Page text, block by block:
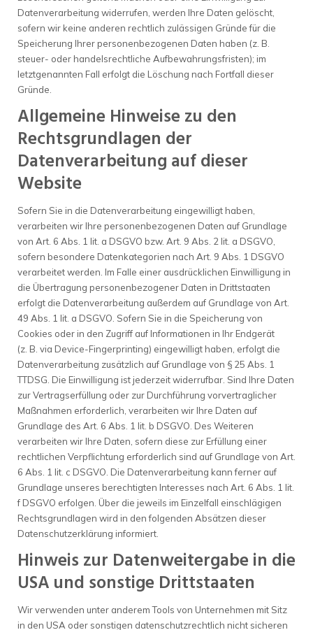
Datenverarbeitung widerrufen, werden Ihre Daten gelöscht,
sofern wir keine anderen rechtlich zulässigen Gründe für die
Speicherung Ihrer personenbezogenen Daten haben (z. B.
steuer- oder handelsrechtliche Aufbewahrungsfristen); im
letztgenannten Fall erfolgt die Löschung nach Fortfall dieser
Gründe.
Allgemeine Hinweise zu den
Rechtsgrundlagen der
Datenverarbeitung auf dieser
Website
Sofern Sie in die Datenverarbeitung eingewilligt haben,
verarbeiten wir Ihre personenbezogenen Daten auf Grundlage
von Art. 6 Abs. 1 lit. a DSGVO bzw. Art. 9 Abs. 2 lit. a DSGVO,
sofern besondere Datenkategorien nach Art. 9 Abs. 1 DSGVO
verarbeitet werden. Im Falle einer ausdrücklichen Einwilligung in
die Übertragung personenbezogener Daten in Drittstaaten
erfolgt die Datenverarbeitung außerdem auf Grundlage von Art.
49 Abs. 1 lit. a DSGVO. Sofern Sie in die Speicherung von
Cookies oder in den Zugriff auf Informationen in Ihr Endgerät
(z. B. via Device-Fingerprinting) eingewilligt haben, erfolgt die
Datenverarbeitung zusätzlich auf Grundlage von § 25 Abs. 1
TTDSG. Die Einwilligung ist jederzeit widerrufbar. Sind Ihre Daten
zur Vertragserfüllung oder zur Durchführung vorvertraglicher
Maßnahmen erforderlich, verarbeiten wir Ihre Daten auf
Grundlage des Art. 6 Abs. 1 lit. b DSGVO. Des Weiteren
verarbeiten wir Ihre Daten, sofern diese zur Erfüllung einer
rechtlichen Verpflichtung erforderlich sind auf Grundlage von Art.
6 Abs. 1 lit. c DSGVO. Die Datenverarbeitung kann ferner auf
Grundlage unseres berechtigten Interesses nach Art. 6 Abs. 1 lit.
f DSGVO erfolgen. Über die jeweils im Einzelfall einschlägigen
Rechtsgrundlagen wird in den folgenden Absätzen dieser
Datenschutzerklärung informiert.
Hinweis zur Datenweitergabe in die
USA und sonstige Drittstaaten
Wir verwenden unter anderem Tools von Unternehmen mit Sitz
in den USA oder sonstigen datenschutzrechtlich nicht sicheren